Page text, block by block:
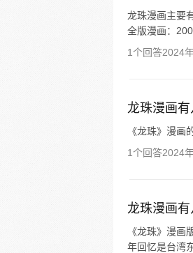
龙珠漫画主要
全版漫画：
1个回答2024
龙珠漫画
《龙珠》漫画
1个回答2024
龙珠漫画
《龙珠》漫画
年回忆是台湾